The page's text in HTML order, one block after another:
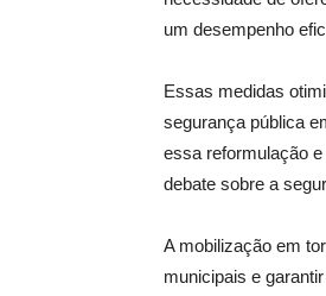
um desempenho
Essas medidas
segurança pública
essa reformulação
debate sobre a
A mobilização em
municipais e